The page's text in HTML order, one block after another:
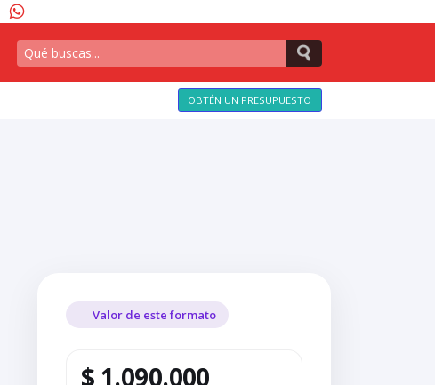
OBTÉN UN PRESUPUESTO
Valor de este formato
$ 1.090.000